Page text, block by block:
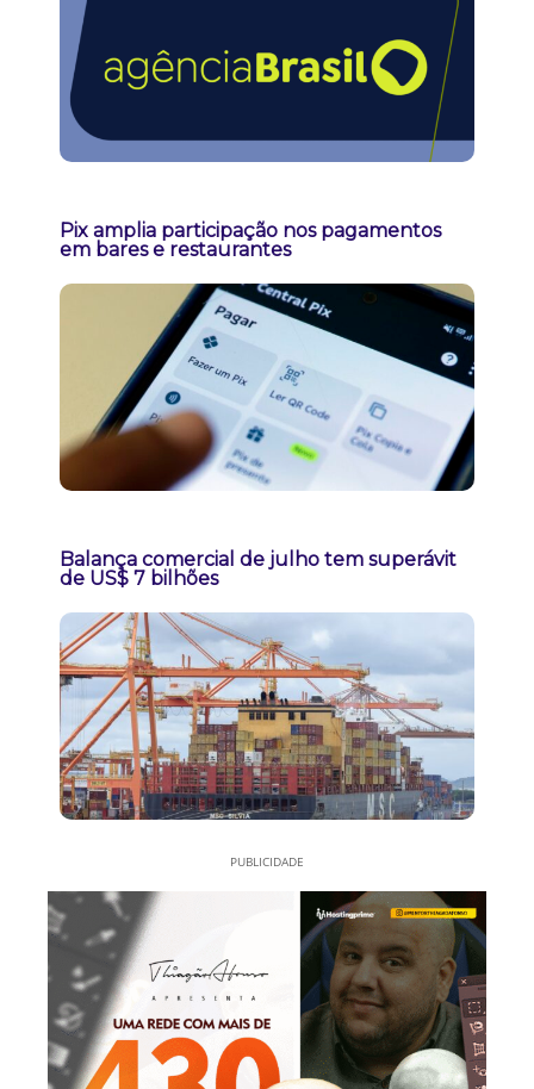
Pix amplia participação nos pagamentos
em bares e restaurantes
Balança comercial de julho tem superávit
de US$ 7 bilhões
PUBLICIDADE